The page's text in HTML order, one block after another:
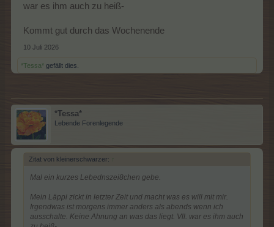
war es ihm auch zu heiß-
Kommt gut durch das Wochenende
10 Juli 2026
*Tessa* gefällt dies.
*Tessa*
Lebende Forenlegende
Zitat von kleinerschwarzer: ↑
Mal ein kurzes Lebednszei8chen gebe.
Mein Läppi zickt in letzter Zeit und macht was es will mit mir.
Irgendwas ist morgens immer anders als abends wenn ich
ausschalte. Keine Ahnung an was das liegt. Vll. war es ihm auch